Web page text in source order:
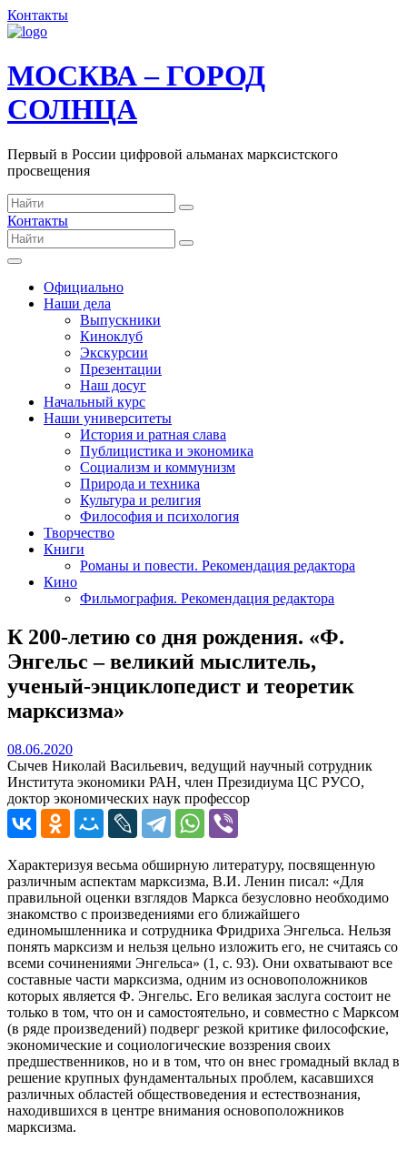
Контакты
МОСКВА – ГОРОД
СОЛНЦА
Первый в России цифровой альманах марксистского
просвещения
Контакты
Официально
Наши дела
Выпускники
Киноклуб
Экскурсии
Презентации
Наш досуг
Начальный курс
Наши университеты
История и ратная слава
Публицистика и экономика
Социализм и коммунизм
Природа и техника
Культура и религия
Философия и психология
Творчество
Книги
Романы и повести. Рекомендация редактора
Кино
Фильмография. Рекомендация редактора
К 200-летию со дня рождения. «Ф.
Энгельс – великий мыслитель,
ученый-энциклопедист и теоретик
марксизма»
08.06.202008.06.2020
Сычев Николай Васильевич, ведущий научный сотрудник
Института экономики РАН, член Президиума ЦС РУСО,
доктор экономических наук профессор
Характеризуя весьма обширную литературу, посвященную
различным аспектам марксизма, В.И. Ленин писал: «Для
правильной оценки взглядов Маркса безусловно необходимо
знакомство с произведениями его ближайшего
единомышленника и сотрудника Фридриха Энгельса. Нельзя
понять марксизм и нельзя цельно изложить его, не считаясь со
всеми сочинениями Энгельса» (1, с. 93). Они охватывают все
составные части марксизма, одним из основоположников
которых является Ф. Энгельс. Его великая заслуга состоит не
только в том, что он и самостоятельно, и совместно с Марксом
(в ряде произведений) подверг резкой критике философские,
экономические и социологические воззрения своих
предшественников, но и в том, что он внес громадный вклад в
решение крупных фундаментальных проблем, касавшихся
различных областей обществоведения и естествознания,
находившихся в центре внимания основоположников
марксизма.